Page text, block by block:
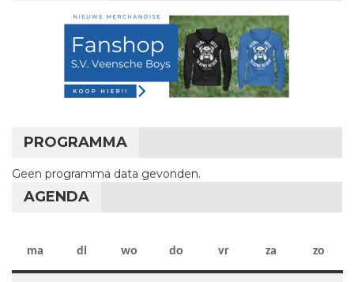
PROGRAMMA
Geen programma data gevonden.
AGENDA
ma maandag
di dinsdag
wo woensdag
do donderdag
vr vrijdag
za zaterdag
zo